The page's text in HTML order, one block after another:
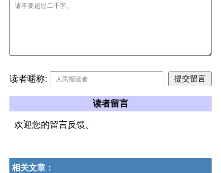
读者暱称:
读者留言
欢迎您的留言反馈。
相关文章：